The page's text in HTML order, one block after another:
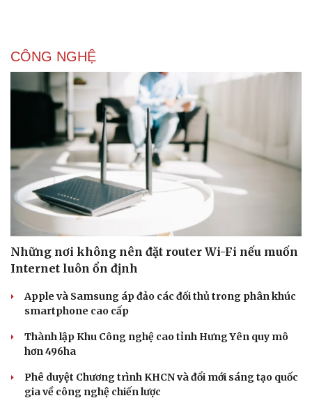
Doanh nghiệp
Thông tin doanh nghiệp
Doanh nghiệp 24h
Doanh nhân
Vì cộng đồng
Công nghệ
Sành điệu
Tin Công nghệ
Trải nghiệm
Chuyển đổi số
CÔNG NGHỆ
Những nơi không nên đặt router Wi-Fi nếu muốn
Internet luôn ổn định
Apple và Samsung áp đảo các đối thủ trong phân khúc
smartphone cao cấp
Thành lập Khu Công nghệ cao tỉnh Hưng Yên quy mô
hơn 496ha
Phê duyệt Chương trình KHCN và đổi mới sáng tạo quốc
gia về công nghệ chiến lược